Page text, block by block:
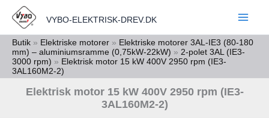
indholdet
VYBO-ELEKTRISK-DREV.DK
Butik » Elektriske motorer » Elektriske motorer 3AL-IE3 (80-180
mm) – aluminiumsramme (0,75kW-22kW) » 2-polet 3AL (IE3-
3000 rpm) » Elektrisk motor 15 kW 400V 2950 rpm (IE3-
3AL160M2-2)
Elektrisk motor 15 kW 400V 2950 rpm (IE3-
3AL160M2-2)